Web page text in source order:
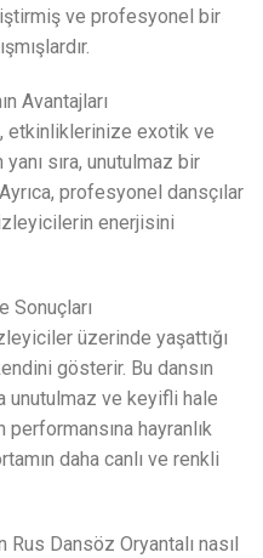
ve profesyonel bir
Avantajları
etkinliklerinize exotik ve
sıra, unutulmaz bir
profesyonel dansçılar
enerjisini
Sonuçları
üzerinde yaşattığı
gösterir. Bu dansın
unutulmaz ve keyifli hale
performansına hayranlık
daha canlı ve renkli
Dansöz Oryantalı nasıl